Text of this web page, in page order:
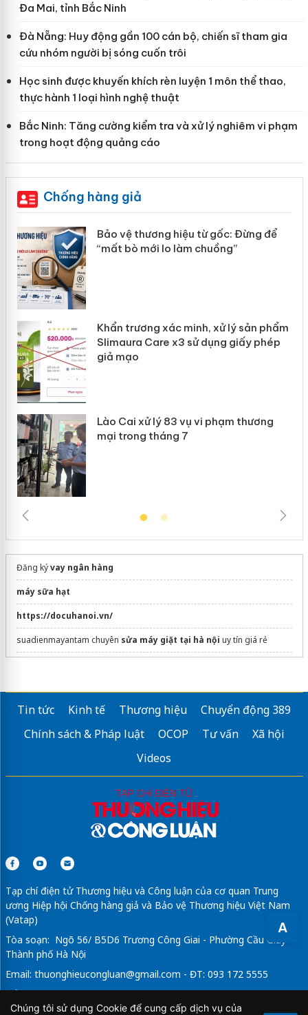
A
Đa Mai, tỉnh Bắc Ninh
Đà Nẵng: Huy động gần 100 cán bộ, chiến sĩ tham gia
cứu nhóm người bị sóng cuốn trôi
Học sinh được khuyến khích rèn luyện 1 môn thể thao,
thực hành 1 loại hình nghệ thuật
Bắc Ninh: Tăng cường kiểm tra và xử lý nghiêm vi phạm
trong hoạt động quảng cáo
Chống hàng giả
Bảo vệ thương hiệu từ gốc: Đừng để
“mất bò mới lo làm chuồng”
Khẩn trương xác minh, xử lý sản phẩm
Slimaura Care x3 sử dụng giấy phép
giả mạo
Lào Cai xử lý 83 vụ vi phạm thương
mại trong tháng 7
Đăng kývay ngân hàng
máy sữa hạt
https://docuhanoi.vn/
suadienmayantam chuyên sửa máy giặt tại hà nội uy tín giá rẻ
công ty in ấn thiết kế
dán phim cách nhiệt ô tô
Shop Hoa Tươi Quận 2
Sửa máy rửa bát bosch
Tin tức Kinh tế Thương hiệu
Chuyển động 389
Chính sách & Pháp luật
OCOP Tư vấn
Xã hội
Videos
Tạp chí điện tử Thương hiệu và Công luận của cơ quan Trung
ương Hiệp hội Chống hàng giả và Bảo vệ Thương hiệu Việt Nam
(Vatap)
Tòa soạn: Ngõ 56/ B5D6 Trương Công Giai - Phường Cầu Giấy -
Thành phố Hà Nội
Email: thuonghieucongluan@gmail.com - ĐT: 093 172 5555
Tổng Biên Tập: Vũ Đức Thuận
Chúng tôi sử dụng Cookie để cung cấp dịch vụ của